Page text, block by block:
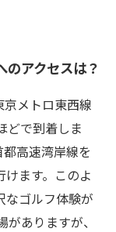
のアクセスは？
メトロ東西線
どで到着しま
高速湾岸線を
ます。このよ
なゴルフ体験が
ありますが、